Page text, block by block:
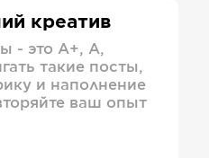
креатив
- это А+, А,
такие посты,
и наполнение
ваш опыт